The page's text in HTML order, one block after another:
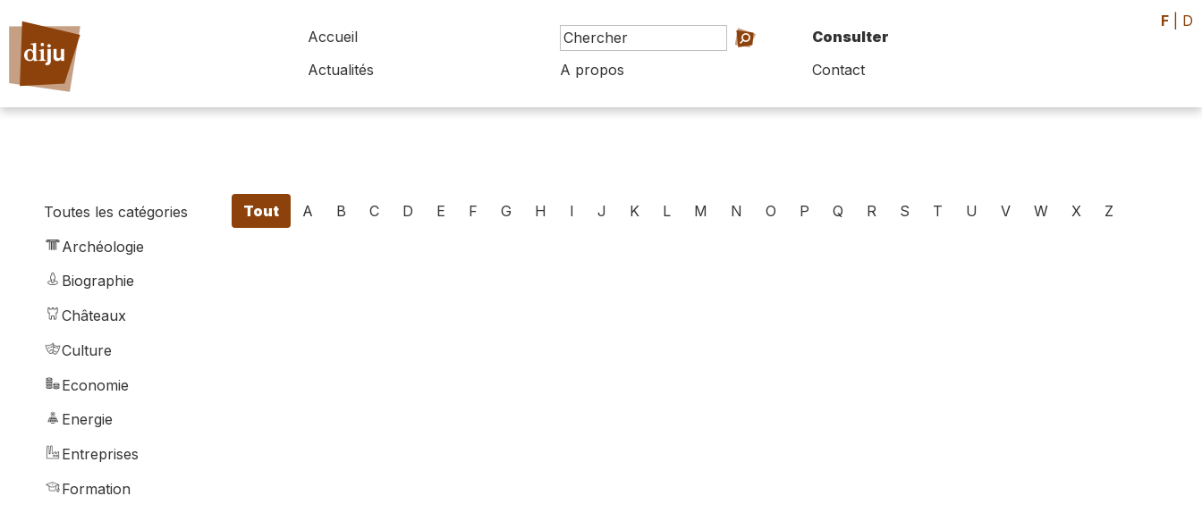
Accueil
Consulter
Actualités
A propos Contact
F D
Toutes les catégories
Archéologie
Biographie
Châteaux
Culture
Economie
Energie
Entreprises
Formation
Tout A B C D E F G H I J K L M N O P Q R S T U V W X Z